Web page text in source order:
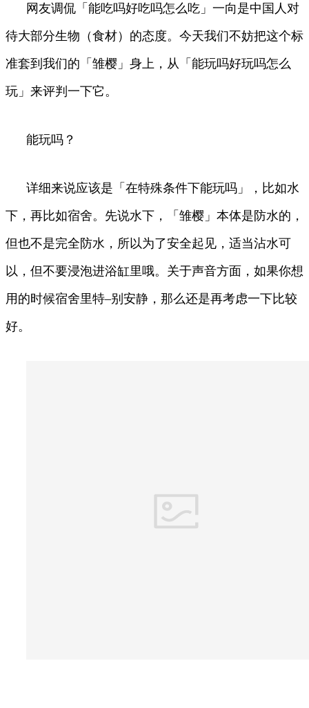
网友调侃「能吃吗好吃吗怎么吃」一向是中国人对
待大部分生物（食材）的态度。今天我们不妨把这个标
准套到我们的「雏樱」身上，从「能玩吗好玩吗怎么
玩」来评判一下它。
能玩吗？
详细来说应该是「在特殊条件下能玩吗」，比如水
下，再比如宿舍。先说水下，「雏樱」本体是防水的，
但也不是完全防水，所以为了安全起见，适当沾水可
以，但不要浸泡进浴缸里哦。关于声音方面，如果你想
用的时候宿舍里特–别安静，那么还是再考虑一下比较
好。